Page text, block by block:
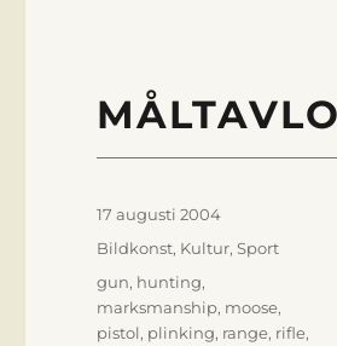
Publicerat
den
17 augusti 2004
Kategorier
Bildkonst, Kultur,Sport
Etiketter
gun, hunting,
marksmanship, moose,
pistol, plinking, range, rifle,